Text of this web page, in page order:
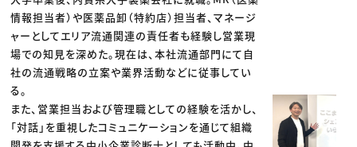
情報担当者）や医薬品卸（特約店）担当者、マネージ
ャーとしてエリア流通関連の責任者も経験し営業現
場での知見を深めた。現在は、本社流通部門にて自
社の流通戦略の立案や業界活動などに従事してい
る。
また、営業担当および管理職としての経験を活かし、
「対話」を重視したコミュニケーションを通じて組織